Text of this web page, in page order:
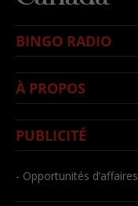
BINGO RADIO
À PROPOS
PUBLICITÉ
- Opportunités d’affaires